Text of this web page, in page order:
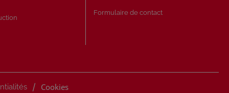
Formulaire de contact
/ Cookies